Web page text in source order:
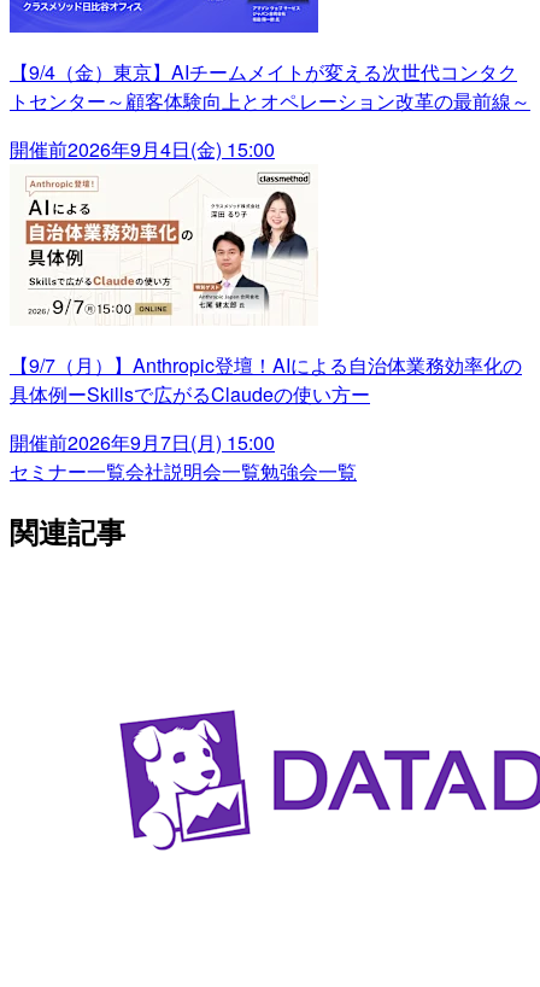
【9/4（金）東京】AIチームメイトが変える次世代コンタク
トセンター～顧客体験向上とオペレーション改革の最前線～
開催前2026年9月4日(金) 15:00
【9/7（月）】Anthropic登壇！AIによる自治体業務効率化の
具体例ーSkillsで広がるClaudeの使い方ー
開催前2026年9月7日(月) 15:00
セミナー一覧会社説明会一覧勉強会一覧
関連記事